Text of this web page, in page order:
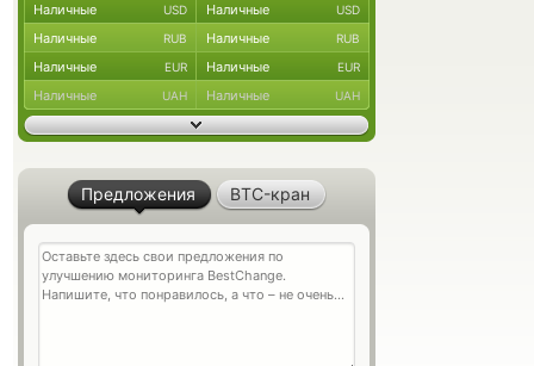
Наличные USD Наличные USD
Наличные RUB Наличные RUB
Наличные EUR Наличные EUR
Наличные UAH Наличные UAH
Предложения BTC-кран